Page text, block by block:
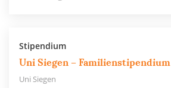
Stipendium
Uni Siegen – Familienstipendium
Uni Siegen